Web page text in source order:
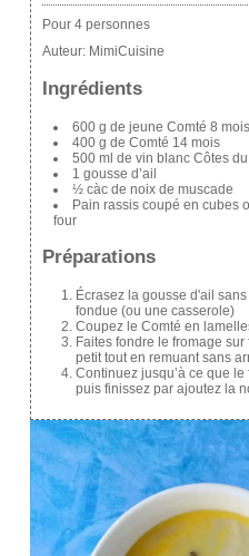
Pour 4 personnes
Auteur: MimiCuisine
Ingrédients
600 g de jeune Comté 8 mois
400 g de Comté 14 mois
500 ml de vin blanc Côtes
1 gousse d’ail
½ càc de noix de muscade
Pain rassis coupé en cubes
four
Préparations
Écrasez la gousse d'ail
fondue (ou une casserole)
Coupez le Comté en
Faites fondre le fromage
petit tout en remuant sans
Continuez jusqu’à ce que
puis finissez par ajoutez la